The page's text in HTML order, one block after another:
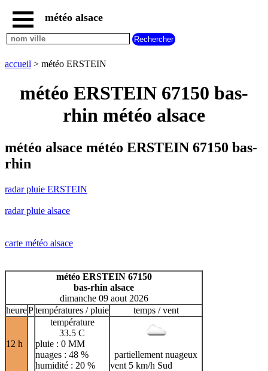
accueil
radar
ERSTEIN
météo
alsace
carte
météo
météo
H
I J K L M
N
T
U
V
W X Y Z
météo alsace
accueil > météo ERSTEIN
météo ERSTEIN 67150 bas-
rhin météo alsace
météo alsace météo ERSTEIN 67150 bas-
rhin
radar pluie ERSTEIN
radar pluie alsace
carte météo alsace
météo ERSTEIN 67150
bas-rhin alsace
dimanche 09 aout 2026
heurePtempératures / pluie temps / vent
12 h
température
33.5 C
pluie : 0 MM
nuages : 48 %
humidité : 20 %
partiellement nuageux
vent 5 km/h Sud